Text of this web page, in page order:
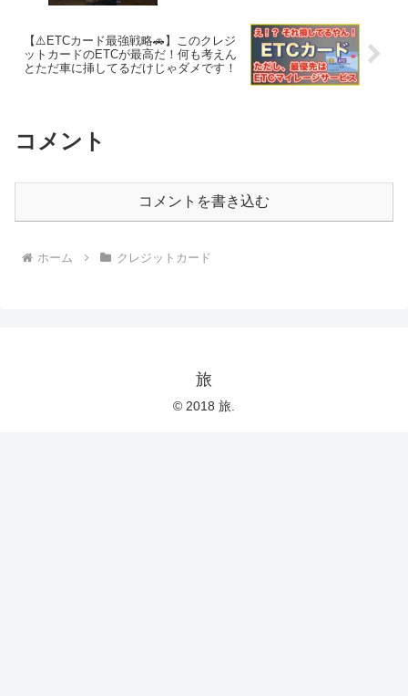
【⚠️ETCカード最強戦略🚗】このクレジ
ットカードのETCが最高だ！何も考えん
とただ車に挿してるだけじゃダメです！
コメント
コメントを書き込む
ホーム クレジットカード
旅
© 2018 旅.